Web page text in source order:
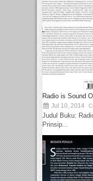
Radio is Sound
Jul 10, 2014
Judul Buku:
Prinsip...